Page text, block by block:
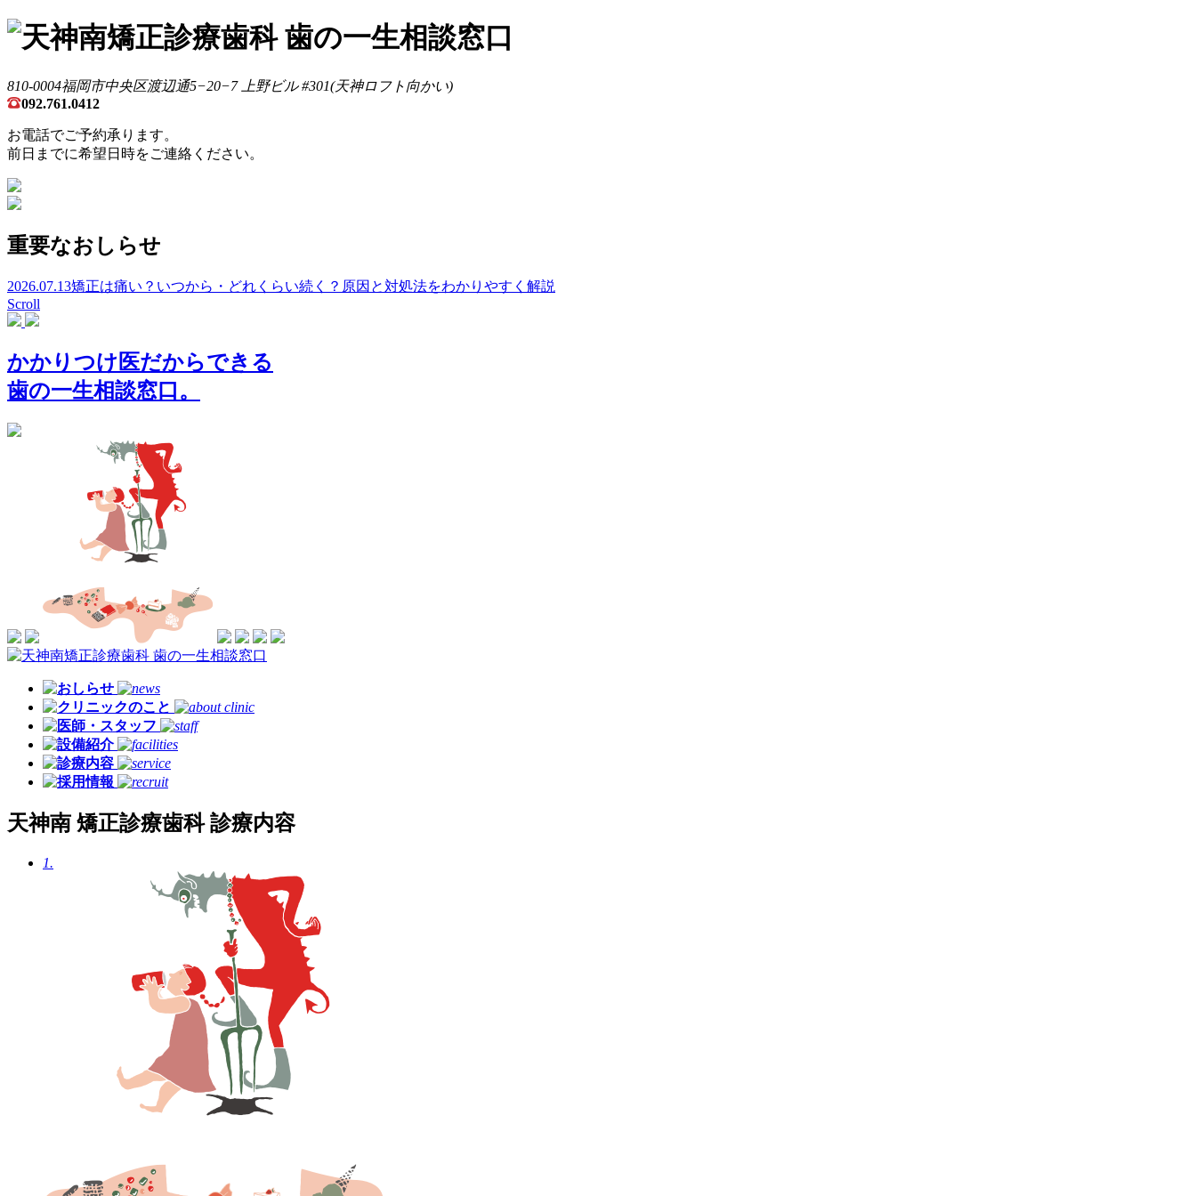
810-0004福岡市中央区渡辺通5−20−7上野ビル#301(天神ロフト向かい)
092.761.0412
お電話でご予約承ります。
前日までに希望日時をご連絡ください。
重要なおしらせ
2026.07.13矯正は痛い？いつから・どれくらい続く？原因と対処法をわかりやすく解説
Scroll
かかりつけ医だからできる
歯の一生相談窓口。
天神南 矯正診療歯科 診療内容
1.